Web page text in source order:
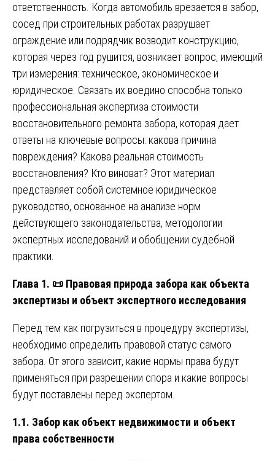
ответственность. Когда автомобиль врезается в забор,
сосед при строительных работах разрушает
ограждение или подрядчик возводит конструкцию,
которая через год рушится, возникает вопрос, имеющий
три измерения: техническое, экономическое и
юридическое. Связать их воедино способна только
профессиональная экспертиза стоимости
восстановительного ремонта забора, которая дает
ответы на ключевые вопросы: какова причина
повреждения? Какова реальная стоимость
восстановления? Кто виноват? Этот материал
представляет собой системное юридическое
руководство, основанное на анализе норм
действующего законодательства, методологии
экспертных исследований и обобщении судебной
практики.
Глава 1. 📜 Правовая природа забора как объекта
экспертизы и объект экспертного исследования
Перед тем как погрузиться в процедуру экспертизы,
необходимо определить правовой статус самого
забора. От этого зависит, какие нормы права будут
применяться при разрешении спора и какие вопросы
будут поставлены перед экспертом.
1.1. Забор как объект недвижимости и объект
права собственности